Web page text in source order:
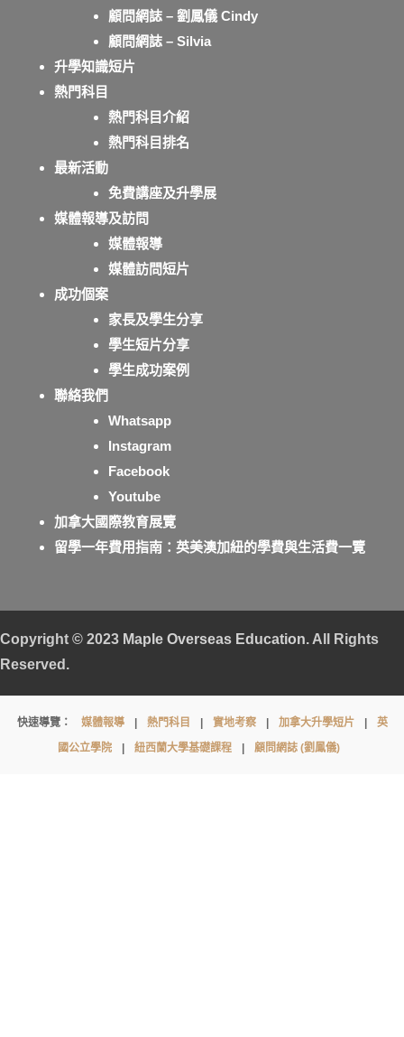
顧問網誌 – 劉鳳儀 Cindy
顧問網誌 – Silvia
升學知識短片
熱門科目
熱門科目介紹
熱門科目排名
最新活動
免費講座及升學展
媒體報導及訪問
媒體報導
媒體訪問短片
成功個案
家長及學生分享
學生短片分享
學生成功案例
聯絡我們
Whatsapp
Instagram
Facebook
Youtube
加拿大國際教育展覽
留學一年費用指南：英美澳加紐的學費與生活費一覽
Copyright © 2023 Maple Overseas Education. All Rights
Reserved.
St
Mary’s
快速導覽： 媒體報導 | 熱門科目 | 實地考察 | 加拿大升學短片 |
英
國公立學院
| 紐西蘭大學基礎課程 | 顧問網誌 (劉鳳儀)